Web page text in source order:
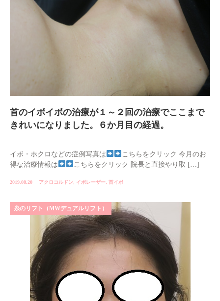
首のイボイボの治療が１～２回の治療でここまで
きれいになりました。６か月目の経過。
イボ・ホクロなどの症例写真は
こちらをクリック 今月のお
得な治療情報は
こちらをクリック 院長と直接やり取 […]
2019.08.20 アクロコルドン, イボレーザー, 首イボ
糸のリフト（MWデュアルリフト）